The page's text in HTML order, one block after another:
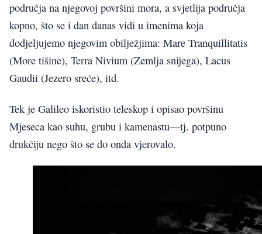
područja na njegovoj površini mora, a svjetlija područja
kopno, što se i dan danas vidi u imenima koja
dodjeljujemo njegovim obilježjima: Mare Tranquillitatis
(More tišine), Terra Nivium (Zemlja snijega), Lacus
Gaudii (Jezero sreće), itd.
Tek je Galileo iskoristio teleskop i opisao površinu
Mjeseca kao suhu, grubu i kamenastu—tj. potpuno
drukčiju nego što se do onda vjerovalo.